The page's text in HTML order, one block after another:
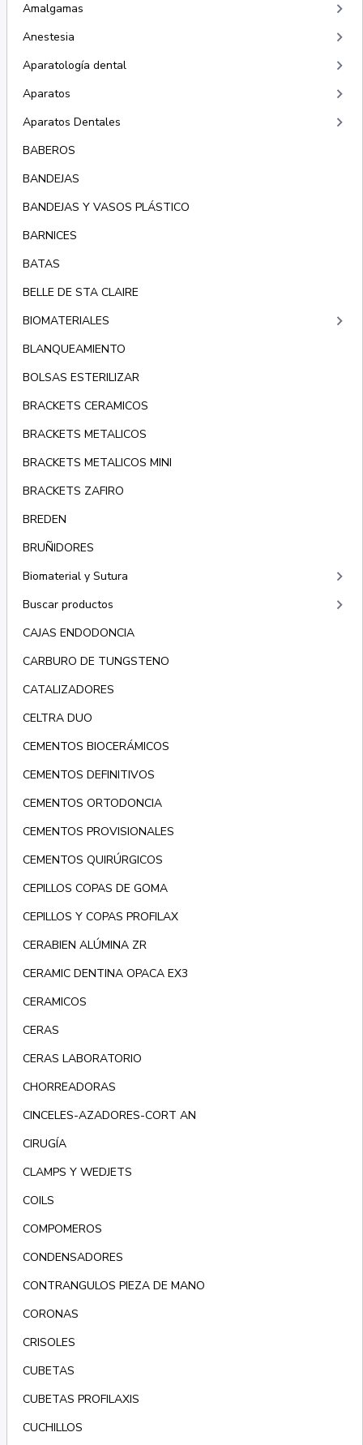
Amalgamas keyboard_arrow_right
Anestesia keyboard_arrow_right
Aparatología dental keyboard_arrow_right
Aparatos keyboard_arrow_right
Aparatos Dentales keyboard_arrow_right
BABEROS
BANDEJAS
BANDEJAS Y VASOS PLÁSTICO
BARNICES
BATAS
BELLE DE STA CLAIRE
BIOMATERIALES
keyboard_arrow_right
BLANQUEAMIENTO
BOLSAS ESTERILIZAR
BRACKETS CERAMICOS
BRACKETS METALICOS
BRACKETS METALICOS MINI
BRACKETS ZAFIRO
BREDEN
BRUÑIDORES
Biomaterial y Sutura
keyboard_arrow_right
Buscar productos keyboard_arrow_right
CAJAS ENDODONCIA
CARBURO DE TUNGSTENO
CATALIZADORES
CELTRA DUO
CEMENTOS BIOCERÁMICOS
CEMENTOS DEFINITIVOS
CEMENTOS ORTODONCIA
CEMENTOS PROVISIONALES
CEMENTOS QUIRÚRGICOS
CEPILLOS COPAS DE GOMA
CEPILLOS Y COPAS PROFILAX
CERABIEN ALÚMINA ZR
CERAMIC DENTINA OPACA EX3
CERAMICOS
CERAS
CERAS LABORATORIO
CHORREADORAS
CINCELES-AZADORES-CORT AN
CIRUGÍA
CLAMPS Y WEDJETS
COILS
COMPOMEROS
CONDENSADORES
CONTRANGULOS PIEZA DE MANO
CORONAS
CRISOLES
CUBETAS
CUBETAS PROFILAXIS
CUCHILLOS